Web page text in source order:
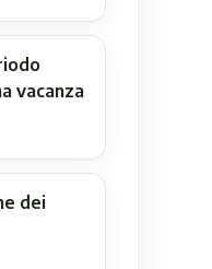
vacanza
dei